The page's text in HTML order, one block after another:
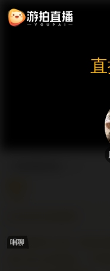
【直播间公告】游拍
唱聊